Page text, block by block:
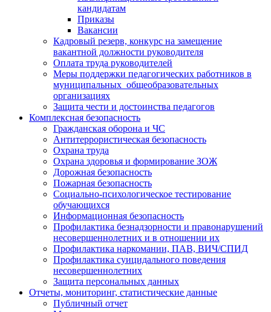
кандидатам
Приказы
Вакансии
Кадровый резерв, конкурс на замещение
вакантной должности руководителя
Оплата труда руководителей
Меры поддержки педагогических работников в
муниципальных общеобразовательных
организациях
Защита чести и достоинства педагогов
Комплексная безопасность
Гражданская оборона и ЧС
Антитеррористическая безопасность
Охрана труда
Охрана здоровья и формирование ЗОЖ
Дорожная безопасность
Пожарная безопасность
Социально-психологическое тестирование
обучающихся
Информационная безопасность
Профилактика безнадзорности и правонарушений
несовершеннолетних и в отношении их
Профилактика наркомании, ПАВ, ВИЧ/СПИД
Профилактика суицидального поведения
несовершеннолетних
Защита персональных данных
Отчеты, мониторинг, статистические данные
Публичный отчет